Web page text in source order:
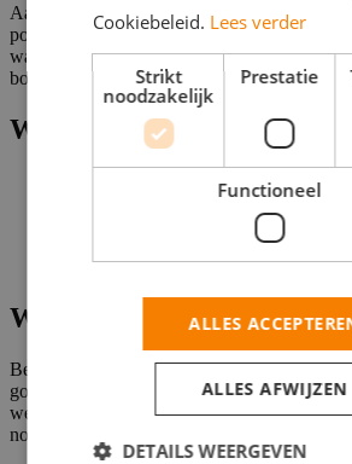
Aan het einde van de werkdag rijd je met een
portemonnee en een dosis nieuwe ervaringen
waar collega’s klaar staan om de dag goed af
borrel.
Wat jij krijgt
Wekelijks bepaal je je eigen werkdagen
Gemiddeld verdien je €150 per dag
Borrels, gala’s, festivals en seminars
Bonussen voor het aandragen van
(bijvoorbeeld je vrienden en
Wat wij verwachten
Ben jij communicatief vaardig en beheers jij
goed? Meld je dan snel aan. Na aanmelding
werkdagen contact met je op. Klikt het van
nodigen we je uit voor een
Cookiebeleid. Lees verder
Strikt
noodzakelijk
Prestatie
Functioneel
ALLES
ALLES AFWIJZEN
DETAILS WEERGEVEN